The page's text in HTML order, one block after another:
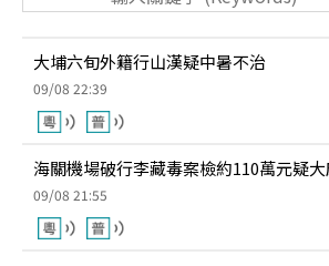
大埔六旬外籍行山漢疑中暑不治
09/08 22:39
海關機場破行李藏毒案檢約110萬元疑
09/08 21:55